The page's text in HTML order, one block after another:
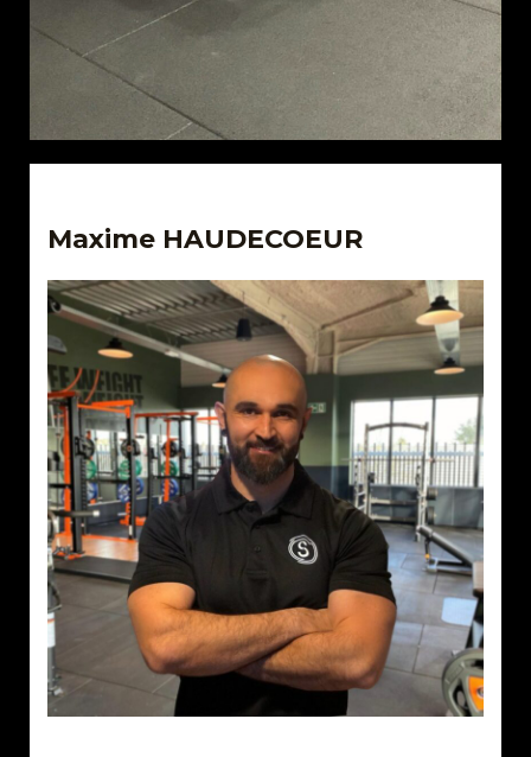
Maxime HAUDECOEUR